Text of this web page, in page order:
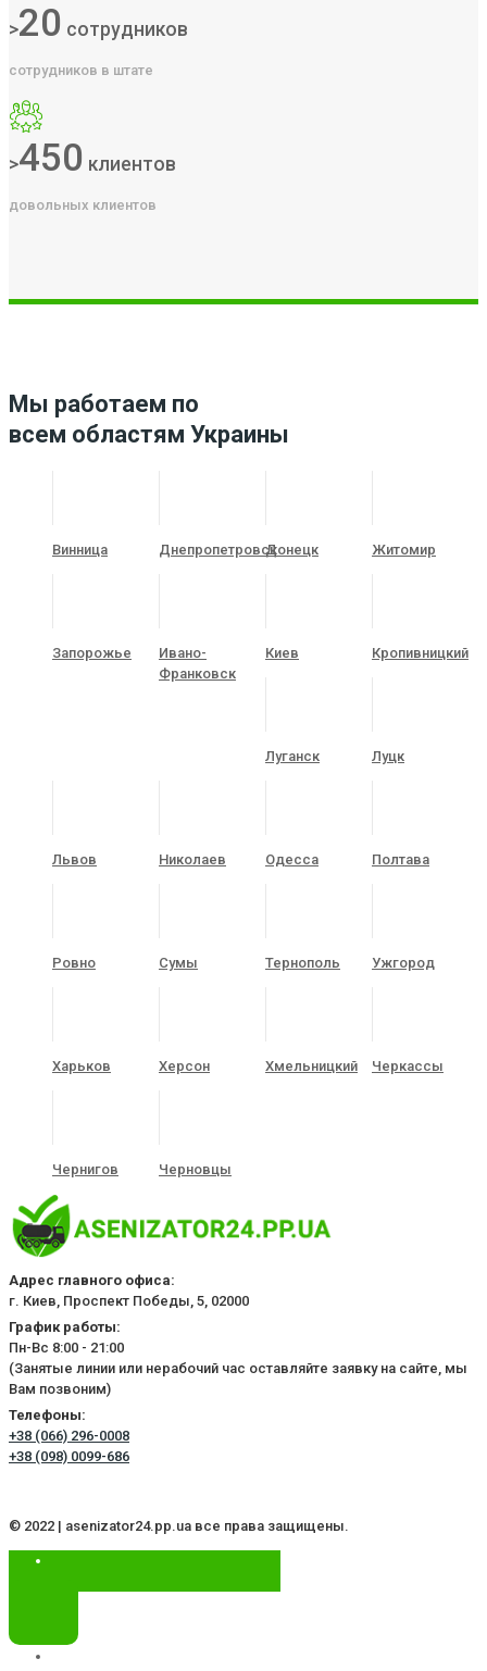
>20 сотрудников
сотрудников в штате
>450 клиентов
довольных клиентов
Мы работаем по
всем областям Украины
Винница ДнепропетровскДонецк Житомир
Запорожье
Ивано-
Франковск
Киев Кропивницкий
Луганск Луцк
Львов Николаев Одесса Полтава
Ровно Сумы Тернополь Ужгород
Харьков Херсон Хмельницкий Черкассы
Чернигов Черновцы
Адрес главного офиса:
г. Киев, Проспект Победы, 5, 02000
График работы:
Пн-Вс 8:00 - 21:00
(Занятые линии или нерабочий час оставляйте заявку на сайте, мы
Вам позвоним)
Телефоны:
+38 (066) 296-0008
+38 (098) 0099-686
© 2022 | asenizator24.pp.ua все права защищены.